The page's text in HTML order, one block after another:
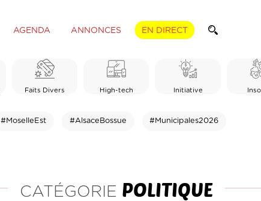
AGENDA ANNONCES EN DIRECT
Faits Divers High-tech Initiative
#MoselleEst #AlsaceBossue #Municipales2026
CATÉGORIE POLITIQUE